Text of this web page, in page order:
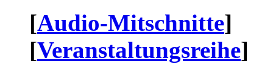
[Audio-Mitschnitte]
[Veranstaltungsreihe]